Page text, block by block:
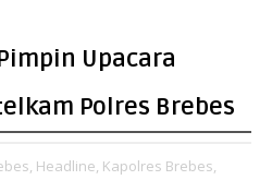
Upacara
Polres Brebes
Headline, Kapolres Brebes,